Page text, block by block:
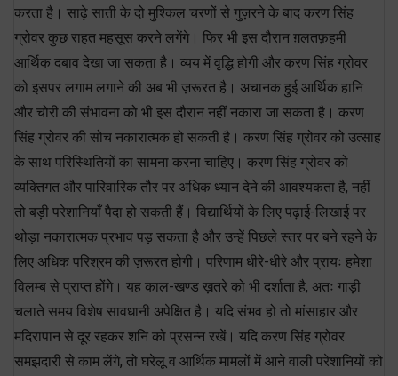
करता है। साढ़े साती के दो मुश्किल चरणों से गुज़रने के बाद करण सिंह
ग्रोवर कुछ राहत महसूस करने लगेंगे। फिर भी इस दौरान ग़लतफ़हमी
आर्थिक दबाव देखा जा सकता है। व्यय में वृद्धि होगी और करण सिंह ग्रोवर
को इसपर लगाम लगाने की अब भी ज़रूरत है। अचानक हुई आर्थिक हानि
और चोरी की संभावना को भी इस दौरान नहीं नकारा जा सकता है। करण
सिंह ग्रोवर की सोच नकारात्मक हो सकती है। करण सिंह ग्रोवर को उत्साह
के साथ परिस्थितियों का सामना करना चाहिए। करण सिंह ग्रोवर को
व्यक्तिगत और पारिवारिक तौर पर अधिक ध्यान देने की आवश्यकता है, नहीं
तो बड़ी परेशानियाँ पैदा हो सकती हैं। विद्यार्थियों के लिए पढ़ाई-लिखाई पर
थोड़ा नकारात्मक प्रभाव पड़ सकता है और उन्हें पिछले स्तर पर बने रहने के
लिए अधिक परिश्रम की ज़रूरत होगी। परिणाम धीरे-धीरे और प्रायः हमेशा
विलम्ब से प्राप्त होंगे। यह काल-खण्ड ख़तरे को भी दर्शाता है, अतः गाड़ी
चलाते समय विशेष सावधानी अपेक्षित है। यदि संभव हो तो मांसाहार और
मदिरापान से दूर रहकर शनि को प्रसन्न रखें। यदि करण सिंह ग्रोवर
समझदारी से काम लेंगे, तो घरेलू व आर्थिक मामलों में आने वाली परेशानियों को